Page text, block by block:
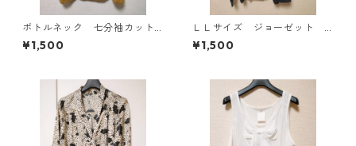
ボトルネック 七分袖カット
ソー ４Ｌ マスタード KA
E-4816
¥1,500
ＬＬサイズ ジョーゼット
レイヤード風プルオーバー
ブラック KAE-4785
¥1,500